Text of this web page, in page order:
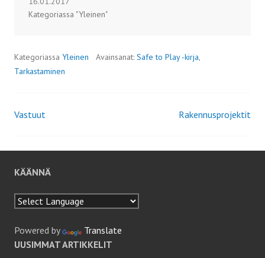
Kategoriassa "Yleinen"
Kategoriassa Yleinen Avainsanat: Safe to Play -kirja,
Tarkastaminen
Artikkelien
selaus
Vastuut Rakennusprojektit
KÄÄNNÄ
Powered by
Translate
UUSIMMAT ARTIKKELIT